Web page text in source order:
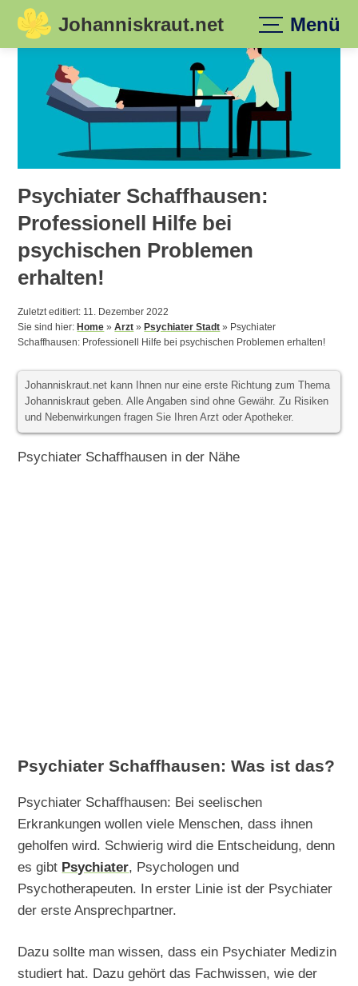
Skip
Johanniskraut.net Menü
Psychiater Schaffhausen:
Professionell Hilfe bei
psychischen Problemen
erhalten!
Zuletzt editiert: 11. Dezember 2022
Sie sind hier:Home »Arzt »Psychiater Stadt » Psychiater
Schaffhausen: Professionell Hilfe bei psychischen Problemen erhalten!
Johanniskraut.net kann Ihnen nur eine erste Richtung zum Thema
Johanniskraut geben. Alle Angaben sind ohne Gewähr. Zu Risiken
und Nebenwirkungen fragen Sie Ihren Arzt oder Apotheker.
Psychiater Schaffhausen in der Nähe
Psychiater Schaffhausen: Was ist das?
Psychiater Schaffhausen: Bei seelischen
Erkrankungen wollen viele Menschen, dass ihnen
geholfen wird. Schwierig wird die Entscheidung, denn
es gibt Psychiater, Psychologen und
Psychotherapeuten. In erster Linie ist der Psychiater
der erste Ansprechpartner.
Dazu sollte man wissen, dass ein Psychiater Medizin
studiert hat. Dazu gehört das Fachwissen, wie der